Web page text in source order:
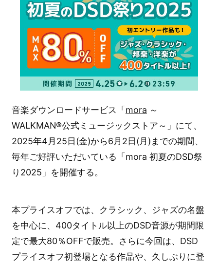
音楽ダウンロードサービス「mora ～
WALKMAN®公式ミュージックストア～」にて、
2025年4月25日(金)から6月2日(月)までの期間、
毎年ご好評いただいている「mora 初夏のDSD祭
り2025」を開催する。
本プライスオフでは、クラシック、ジャズの名盤
を中心に、400タイトル以上のDSD音源が期間限
定で最大80％OFFで販売。さらに今回は、DSD
プライスオフ初登場となる作品や、久しぶりに登